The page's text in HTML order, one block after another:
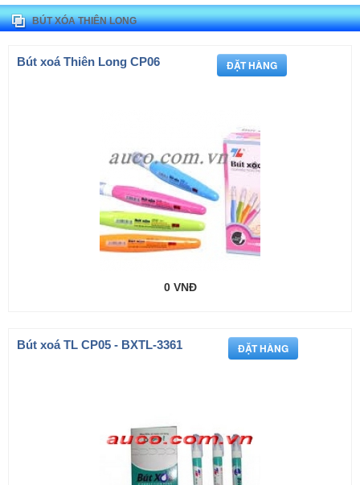
BÚT XÓA THIÊN LONG
Bút xoá Thiên Long CP06
0 VNĐ
Bút xoá TL CP05 - BXTL-3361